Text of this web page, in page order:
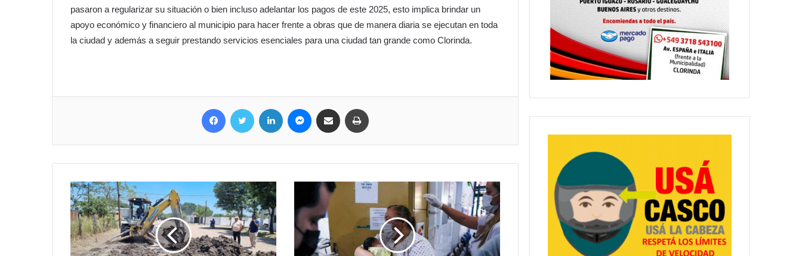
pasaron a regularizar su situación o bien incluso adelantar los pagos de este 2025, esto implica brindar un
apoyo económico y financiero al municipio para hacer frente a obras que de manera diaria se ejecutan en toda
la ciudad y además a seguir prestando servicios esenciales para una ciudad tan grande como Clorinda.